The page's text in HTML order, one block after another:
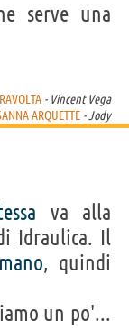
serve una
- Vincent Vega
ARQUETTE - Jody
va alla
Idraulica. Il
mano, quindi
un po'...